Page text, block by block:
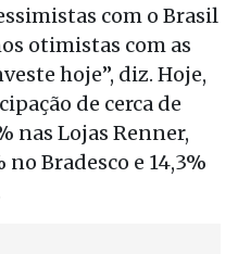
com o Brasil
otimistas com as
hoje”, diz. Hoje,
de cerca de
nas Lojas Renner,
no Bradesco e 14,3%